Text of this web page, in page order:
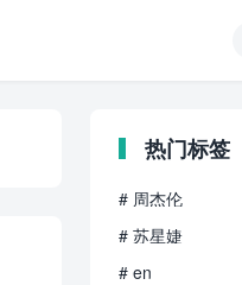
热门标签
# 周杰伦
# 苏星婕
# en